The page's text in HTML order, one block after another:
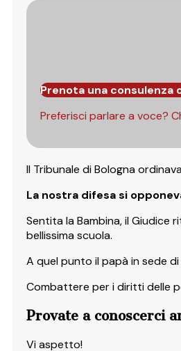
Prenota una consulenza
Preferisci parlare a voce?
Il Tribunale di Bologna
La nostra difesa si
Sentita la Bambina, il Giudice
bellissima scuola.
A quel punto il papà in sede
Combattere per i diritti delle
Provate a conoscerci
Vi aspetto!